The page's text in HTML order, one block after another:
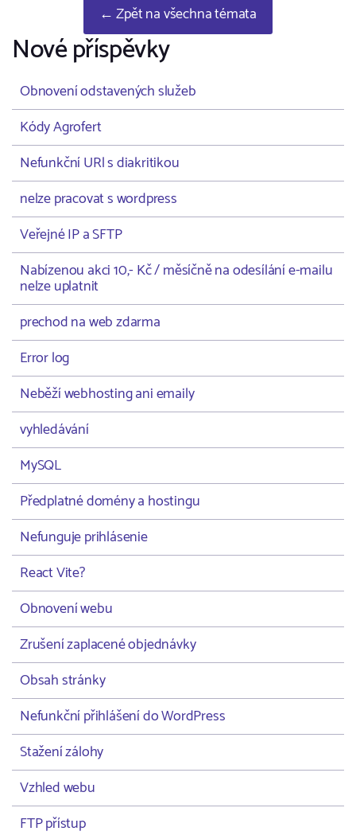
← Zpět na všechna témata
Nové příspěvky
Obnovení odstavených služeb
Kódy Agrofert
Nefunkční URl s diakritikou
nelze pracovat s wordpress
Veřejné IP a SFTP
Nabízenou akci 10,- Kč / měsíčně na odesílání e-mailu
nelze uplatnit
prechod na web zdarma
Error log
Neběží webhosting ani emaily
vyhledávání
MySQL
Předplatné domény a hostingu
Nefunguje prihlásenie
React Vite?
Obnovení webu
Zrušení zaplacené objednávky
Obsah stránky
Nefunkční přihlášení do WordPress
Stažení zálohy
Vzhled webu
FTP přístup